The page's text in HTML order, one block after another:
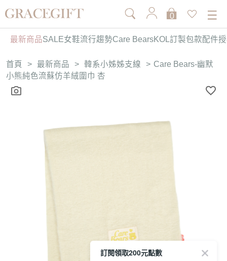
0
最新商品SALE女鞋流行趨勢Care BearsKOL訂製包款配件
首頁 > 最新商品 > 韓系小姊姊支線 > Care Bears-幽默
小熊純色流蘇仿羊絨圍巾 杏
訂閱領取200元點數